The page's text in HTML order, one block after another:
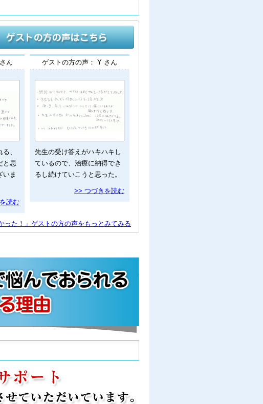
ん
、
と思
いま
読む
ゲストの方の声： Y さん
先生の受け答えがハキハキし
ているので、治療に納得でき
るし続けていこうと思った。
>> つづきを読む
った！」ゲストの方の声をもっとみてみる